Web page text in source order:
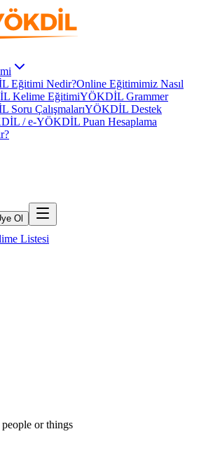
Eğitimi Nedir?Online Eğitimimiz Nasıl
Kelime EğitimiYÖKDİL Grammer
Soru ÇalışmalarıYÖKDİL Destek
/ e-YÖKDİL Puan Hesaplama
Ol
Listesi
or things